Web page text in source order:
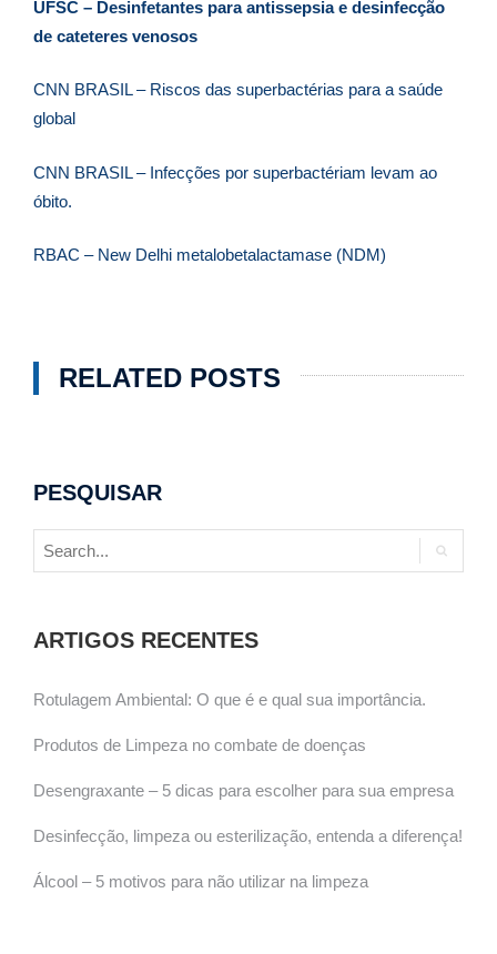
UFSC – Desinfetantes para antissepsia e desinfecção
de cateteres venosos
CNN BRASIL – Riscos das superbactérias para a saúde
global
CNN BRASIL – Infecções por superbactériam levam ao
óbito.
RBAC – New Delhi metalobetalactamase (NDM)
RELATED POSTS
PESQUISAR
ARTIGOS RECENTES
Rotulagem Ambiental: O que é e qual sua importância.
Produtos de Limpeza no combate de doenças
Desengraxante – 5 dicas para escolher para sua empresa
Desinfecção, limpeza ou esterilização, entenda a diferença!
Álcool – 5 motivos para não utilizar na limpeza